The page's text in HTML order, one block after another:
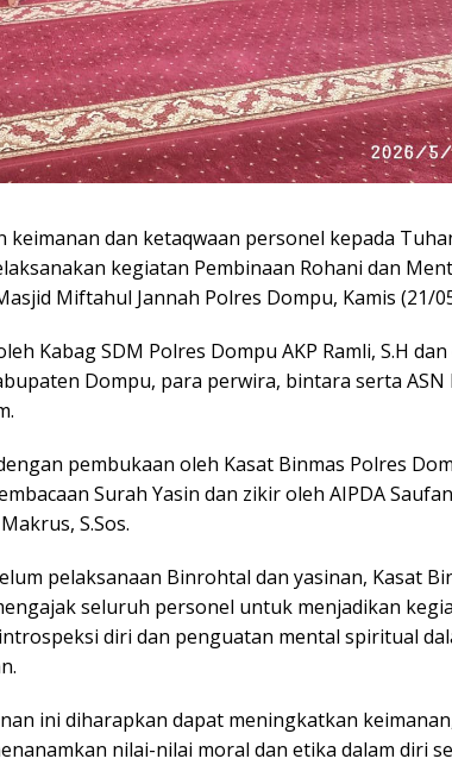
dan ketaqwaan personel kepada
kegiatan Pembinaan Rohani dan
Miftahul Jannah Polres Dompu, Kamis (21/
Kabag SDM Polres Dompu AKP Ramli, S.H
Dompu, para perwira, bintara serta ASN
pembukaan oleh Kasat Binmas Polres
Surah Yasin dan zikir oleh AIPDA
S.Sos.
pelaksanaan Binrohtal dan yasinan, Kasat
seluruh personel untuk menjadikan
diri dan penguatan mental spiritual
ini diharapkan dapat meningkatkan
nilai-nilai moral dan etika dalam diri